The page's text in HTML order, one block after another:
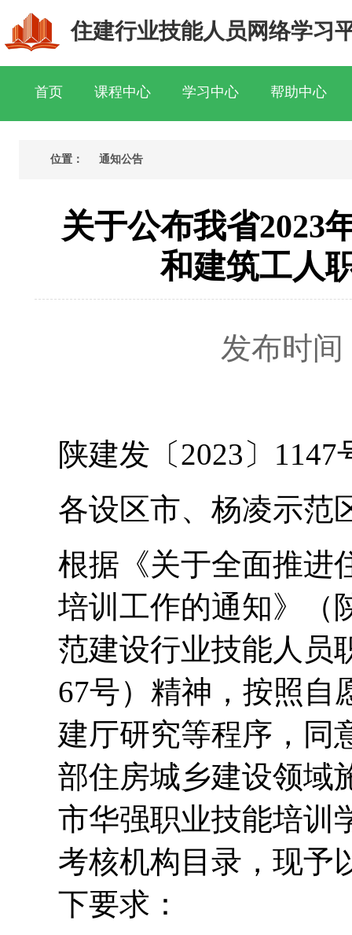
住建行业技能人员网络学习
首页 课程中心 学习中心 帮助中心
位置： 通知公告
关于公布我省2023
和建筑工人
发布时间
陕建发〔2023〕1147
各设区市、杨凌示范
根据《关于全面推进
培训工作的通知》（
范建设行业技能人员
67号）精神，按照自
建厅研究等程序，同
部住房城乡建设领域
市华强职业技能培训
考核机构目录，现予
下要求：